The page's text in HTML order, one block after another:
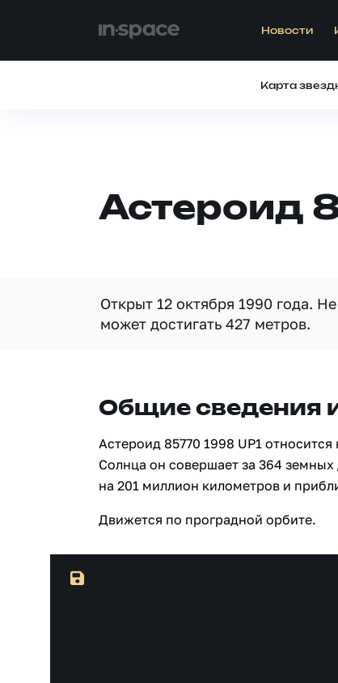
Новости
Карта
Астероид
Открыт 12 октября 1990 года.
может достигать 427 метров.
Общие сведения
Астероид 85770 1998 UP1
Солнца он совершает за 364
на 201 миллион километров и
Движется по проградной орбите.